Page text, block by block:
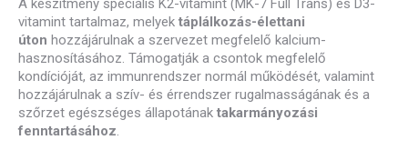
A készítmény speciális K2-vitamint (MK-7 Full Trans) és D3-
vitamint tartalmaz, melyek táplálkozás-élettani
úton hozzájárulnak a szervezet megfelelő kalcium-
hasznosításához. Támogatják a csontok megfelelő
kondícióját, az immunrendszer normál működését, valamint
hozzájárulnak a szív- és érrendszer rugalmasságának és a
szőrzet egészséges állapotának takarmányozási
fenntartásához.